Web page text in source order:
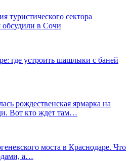
туристического сектора
обсудили в Сочи
где устроить шашлыки с баней
рождественская ярмарка на
Вот кто ждет там…
моста в Краснодаре. Что
а…